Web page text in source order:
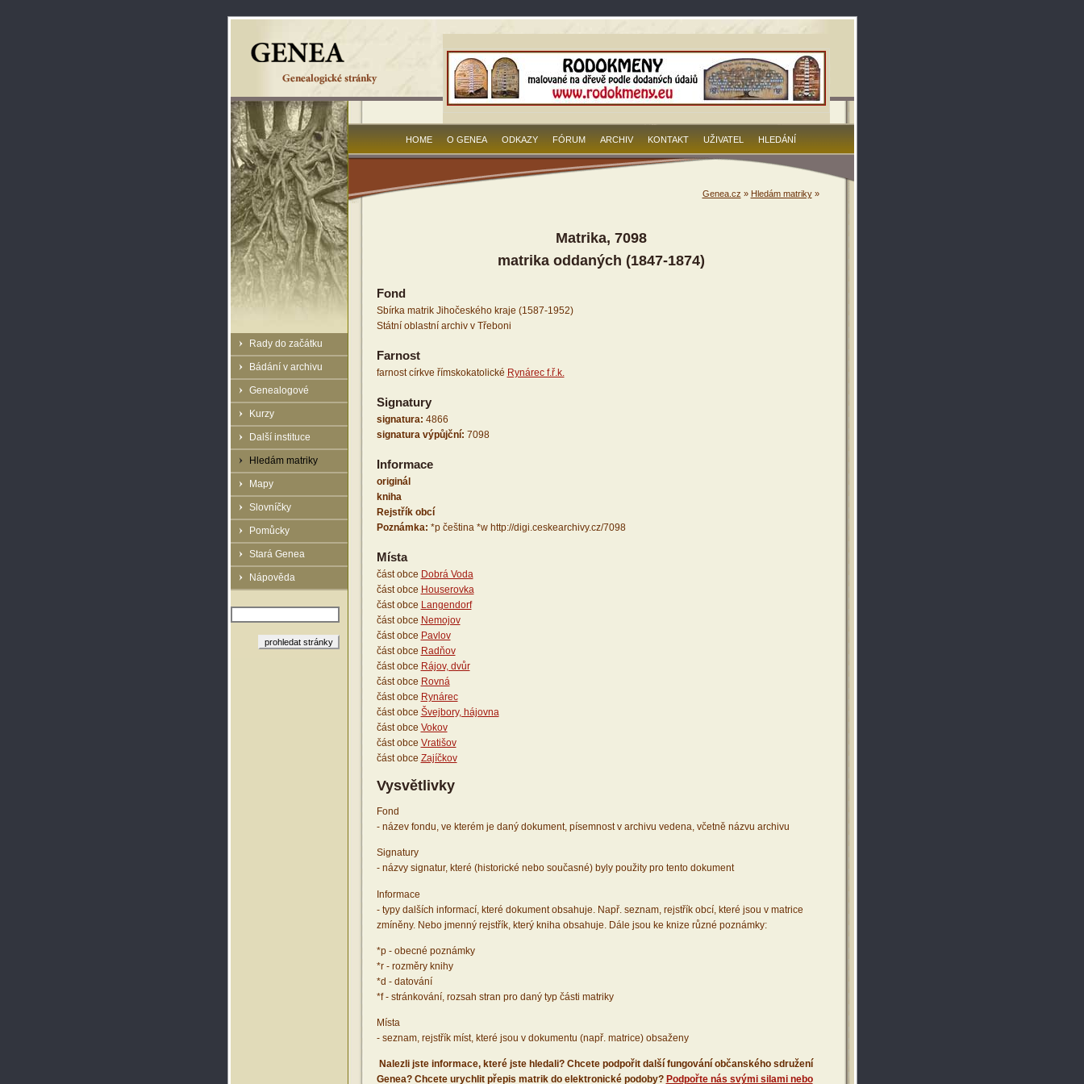
Rady do začátku
Bádání v archivu
Genealogové
Kurzy
Další instituce
Hledám matriky
Mapy
Slovníčky
Pomůcky
Stará Genea
Nápověda
HOME O GENEA ODKAZY FÓRUM ARCHIV KONTAKT UŽIVATEL HLEDÁNÍ
Genea.cz » Hledám matriky»
Matrika, 7098
matrika oddaných (1847-1874)
Fond
Sbírka matrik Jihočeského kraje (1587-1952)
Státní oblastní archiv v Třeboni
Farnost
farnost církve římskokatolické Rynárec f.ř.k.
Signatury
signatura: 4866
signatura výpůjční: 7098
Informace
originál
kniha
Rejstřík obcí
Poznámka: *p čeština *w http://digi.ceskearchivy.cz/7098
Místa
část obce Dobrá Voda
část obce Houserovka
část obce Langendorf
část obce Nemojov
část obce Pavlov
část obce Radňov
část obce Rájov, dvůr
část obce Rovná
část obce Rynárec
část obce Švejbory, hájovna
část obce Vokov
část obce Vratišov
část obce Zajíčkov
Vysvětlivky
Fond
- název fondu, ve kterém je daný dokument, písemnost v archivu vedena, včetně názvu archivu
Signatury
- názvy signatur, které (historické nebo současné) byly použity pro tento dokument
Informace
- typy dalších informací, které dokument obsahuje. Např. seznam, rejstřík obcí, které jsou v matrice
zmíněny. Nebo jmenný rejstřík, který kniha obsahuje. Dále jsou ke knize různé poznámky:
*p - obecné poznámky
*r - rozměry knihy
*d - datování
*f - stránkování, rozsah stran pro daný typ části matriky
Místa
- seznam, rejstřík míst, které jsou v dokumentu (např. matrice) obsaženy
Nalezli jste informace, které jste hledali? Chcete podpořit další fungování občanského sdružení
Genea? Chcete urychlit přepis matrik do elektronické podoby? Podpořte nás svými silami nebo